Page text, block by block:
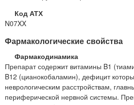
Код АТХ
N07XX
Фармакологические свойства
Фармакодинамика
Препарат содержит витамины B1
B12 (цианокобаламин), дефицит
неврологическим расстройствам,
периферической нервной системы.